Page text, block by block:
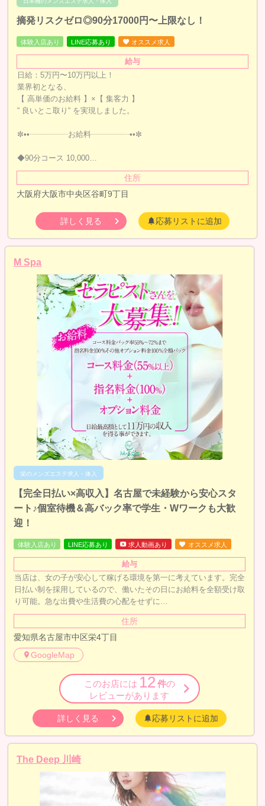
摘発リスクゼロ◎90分17000円〜上限なし！
体験入店あり LINE応募あり オススメ求人
給与
日給：5万円〜10万円以上！
業界初となる、
【 高単価のお給料 】×【 集客力 】
“ 良いとこ取り“ を実現しました。
✼••┈┈┈┈┈お給料┈┈┈┈┈••✼
◆90分コース 10,000…
住所
大阪府大阪市中央区谷町9丁目
詳しく見る 応募リストに追加
M Spa
栄のメンズエステ求人・体入
【完全日払い×高収入】名古屋で未経験から安心スタ
ート♪個室待機＆高バック率で学生・Wワークも大歓
迎！
体験入店あり LINE応募あり 求人動画あり オススメ求人
給与
当店は、女の子が安心して稼げる環境を第一に考えています。完全
日払い制を採用しているので、働いたその日にお給料を全額受け取
り可能。急な出費や生活費の心配をせずに…
住所
愛知県名古屋市中区栄4丁目
GoogleMap
このお店には 12 件の
レビューがあります
詳しく見る 応募リストに追加
The Deep 川崎